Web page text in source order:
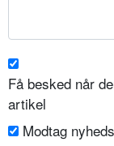
Få besked når
artikel
Modtag